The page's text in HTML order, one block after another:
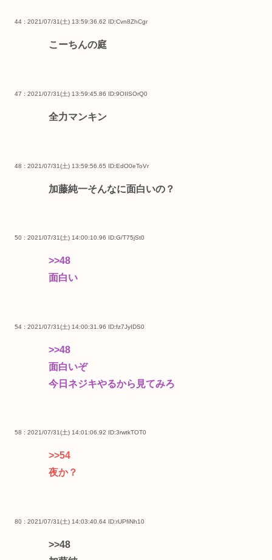
44 : 2021/07/31(土) 13:59:36.62 ID:Cvn8ZhCgr
こーちんの庭
47 : 2021/07/31(土) 13:59:45.86 ID:9OIISOrQ0
全力マンキン
48 : 2021/07/31(土) 13:59:56.65 ID:EdO0eToVr
加藤純一そんなに面白いの？
50 : 2021/07/31(土) 14:00:10.96 ID:G/T75jSt0
>>48
面白い
54 : 2021/07/31(土) 14:00:31.96 ID:fz7JyIDS0
>>48
面白いぞ
今日ネジキやるから見てみろ
58 : 2021/07/31(土) 14:01:06.92 ID:3rwtkTOT0
>>54
夜か？
80 : 2021/07/31(土) 14:03:40.64 ID:rUPfiNh10
>>48